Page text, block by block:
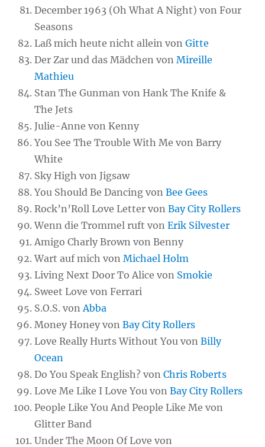
December 1963 (Oh What A Night) von Four
Seasons
Laß mich heute nicht allein vonGitte
Der Zar und das Mädchen vonMireille
Mathieu
Stan The Gunman von Hank The Knife &
The Jets
Julie-Anne von Kenny
You See The Trouble With Me von Barry
White
Sky High von Jigsaw
You Should Be Dancing vonBee Gees
Rock’n’Roll Love Letter vonBay City Rollers
Wenn die Trommel ruft vonErik Silvester
Amigo Charly Brown von Benny
Wart auf mich vonMichael Holm
Living Next Door To Alice von Smokie
Sweet Love von Ferrari
S.O.S. vonAbba
Money Honey vonBay City Rollers
Love Really Hurts Without You vonBilly
Ocean
Do You Speak English? vonChris Roberts
Love Me Like I Love You vonBay City Rollers
People Like You And People Like Me von
Glitter Band
Under The Moon Of Love von